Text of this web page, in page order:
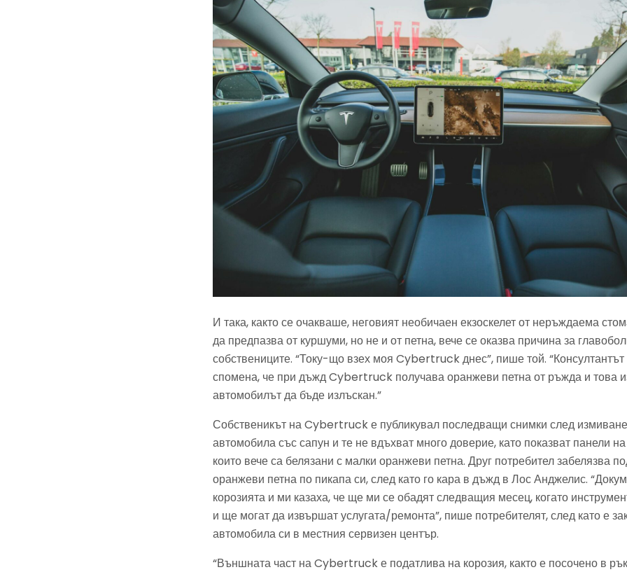
И така, както се очакваше, неговият необичаен екзоскелет от неръждаема
да предпазва от куршуми, но не и от петна, вече се оказва причина за
собствениците. “Току-що взех моя Cybertruck днес”, пише той. “Консултантът
спомена, че при дъжд Cybertruck получава оранжеви петна от ръжда и това
автомобилът да бъде излъскан.”
Собственикът на Cybertruck е публикувал последващи снимки след
автомобила със сапун и те не вдъхват много доверие, като показват панели
които вече са белязани с малки оранжеви петна. Друг потребител забелязва
оранжеви петна по пикапа си, след като го кара в дъжд в Лос Анджелис.
корозията и ми казаха, че ще ми се обадят следващия месец, когато
и ще могат да извършат услугата/ремонта”, пише потребителят, след като е
автомобила си в местния сервизен център.
“Външната част на Cybertruck е податлива на корозия, както е посочено в